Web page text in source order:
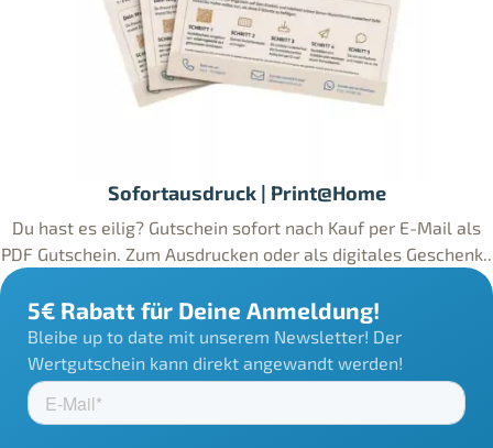
Sofortausdruck | Print@Home
Du hast es eilig? Gutschein sofort nach Kauf per E-Mail als
PDF Gutschein. Zum Ausdrucken oder als digitales Geschenk..
5€ Rabatt für Deine Anmeldung!
Bleibe up to date mit unserem Newsletter! Der
Wertgutschein kann direkt angewandt werden!